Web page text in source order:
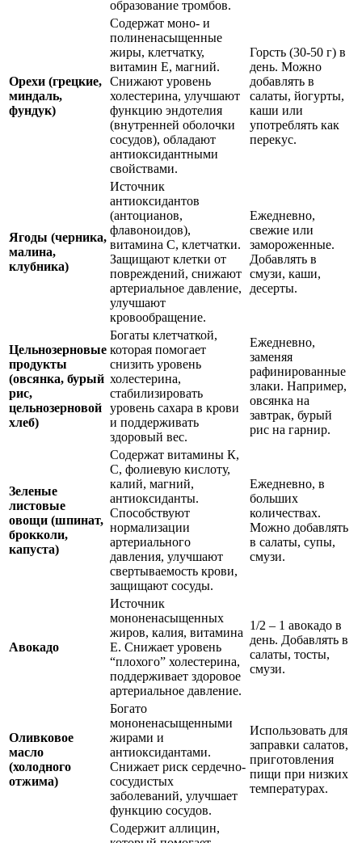
образование тромбов.
Орехи (грецкие,
миндаль,
фундук)
Содержат моно- и
полиненасыщенные
жиры, клетчатку,
витамин Е, магний.
Снижают уровень
холестерина, улучшают
функцию эндотелия
(внутренней оболочки
сосудов), обладают
антиоксидантными
свойствами.
Горсть (30-50 г) в
день. Можно
добавлять в
салаты, йогурты,
каши или
употреблять как
перекус.
Ягоды (черника,
малина,
клубника)
Источник
антиоксидантов
(антоцианов,
флавоноидов),
витамина С, клетчатки.
Защищают клетки от
повреждений, снижают
артериальное давление,
улучшают
кровообращение.
Ежедневно,
свежие или
замороженные.
Добавлять в
смузи, каши,
десерты.
Цельнозерновые
продукты
(овсянка, бурый
рис,
цельнозерновой
хлеб)
Богаты клетчаткой,
которая помогает
снизить уровень
холестерина,
стабилизировать
уровень сахара в крови
и поддерживать
здоровый вес.
Ежедневно,
заменяя
рафинированные
злаки. Например,
овсянка на
завтрак, бурый
рис на гарнир.
Зеленые
листовые
овощи (шпинат,
брокколи,
капуста)
Содержат витамины К,
С, фолиевую кислоту,
калий, магний,
антиоксиданты.
Способствуют
нормализации
артериального
давления, улучшают
свертываемость крови,
защищают сосуды.
Ежедневно, в
больших
количествах.
Можно добавлять
в салаты, супы,
смузи.
Авокадо
Источник
мононенасыщенных
жиров, калия, витамина
Е. Снижает уровень
“плохого” холестерина,
поддерживает здоровое
артериальное давление.
1/2 – 1 авокадо в
день. Добавлять в
салаты, тосты,
смузи.
Оливковое
масло
(холодного
отжима)
Богато
мононенасыщенными
жирами и
антиоксидантами.
Снижает риск сердечно-
сосудистых
заболеваний, улучшает
функцию сосудов.
Использовать для
заправки салатов,
приготовления
пищи при низких
температурах.
Содержит аллицин,